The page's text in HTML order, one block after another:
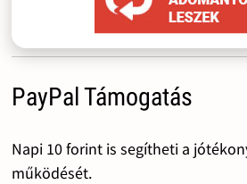
PayPal Támogatás
Napi 10 forint is segítheti a
működését.